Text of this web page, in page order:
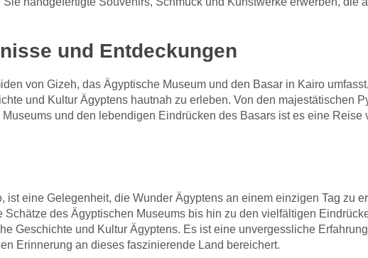
und Entdeckungen
von Gizeh, das Ägyptische Museum und den Basar in Kairo
und Kultur Ägyptens hautnah zu erleben. Von den majestätischen
und den lebendigen Eindrücken des Basars ist es eine Reise
ist eine Gelegenheit, die Wunder Ägyptens an einem einzigen Tag zu
des Ägyptischen Museums bis hin zu den vielfältigen
Geschichte und Kultur Ägyptens. Es ist eine unvergessliche
Erinnerung an dieses faszinierende Land bereichert.